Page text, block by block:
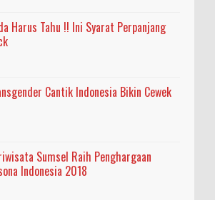
Harus Tahu !! Ini Syarat Perpanjang
Cantik Indonesia Bikin Cewek
Sumsel Raih Penghargaan
Indonesia 2018